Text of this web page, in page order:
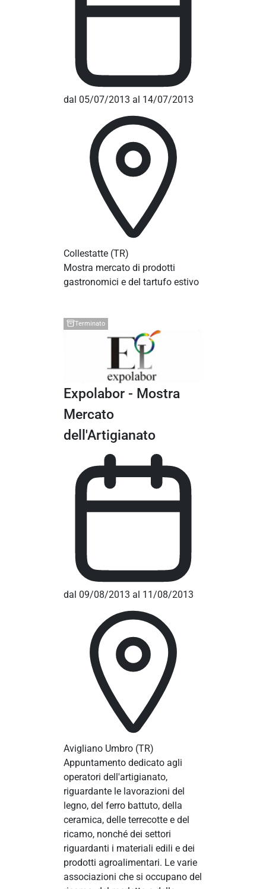
dal 05/07/2013 al 14/07/2013
Collestatte (TR)
Mostra mercato di prodotti
gastronomici e del tartufo estivo
Terminato
Expolabor - Mostra
Mercato
dell'Artigianato
dal 09/08/2013 al 11/08/2013
Avigliano Umbro (TR)
Appuntamento dedicato agli
operatori dell'artigianato,
riguardante le lavorazioni del
legno, del ferro battuto, della
ceramica, delle terrecotte e del
ricamo, nonché dei settori
riguardanti i materiali edili e dei
prodotti agroalimentari. Le varie
associazioni che si occupano del